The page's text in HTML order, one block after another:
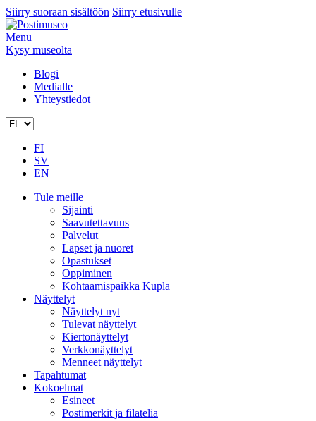
Siirry suoraan sisältöön Siirry etusivulle
Menu
Kysy museolta
Blogi
Medialle
Yhteystiedot
FI
SV
EN
Tule meille
Sijainti
Saavutettavuus
Palvelut
Lapset ja nuoret
Opastukset
Oppiminen
Kohtaamispaikka Kupla
Näyttelyt
Näyttelyt nyt
Tulevat näyttelyt
Kiertonäyttelyt
Verkkonäyttelyt
Menneet näyttelyt
Tapahtumat
Kokoelmat
Esineet
Postimerkit ja filatelia